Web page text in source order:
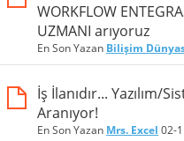
WORKFLOW
UZMANI arıyoruz
En Son Yazan Bilişim
İş İlanıdır... Yazılım/
Aranıyor!
En Son Yazan Mrs. Excel 02-